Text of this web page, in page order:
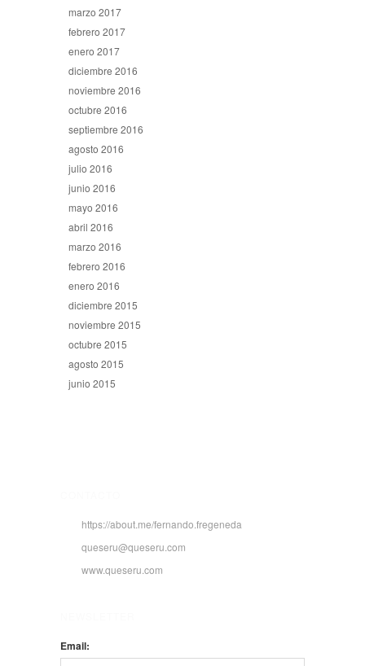
marzo 2017
febrero 2017
enero 2017
diciembre 2016
noviembre 2016
octubre 2016
septiembre 2016
agosto 2016
julio 2016
junio 2016
mayo 2016
abril 2016
marzo 2016
febrero 2016
enero 2016
diciembre 2015
noviembre 2015
octubre 2015
agosto 2015
junio 2015
https://about.me/fernando.fregeneda
queseru@queseru.com
www.queseru.com
Email: